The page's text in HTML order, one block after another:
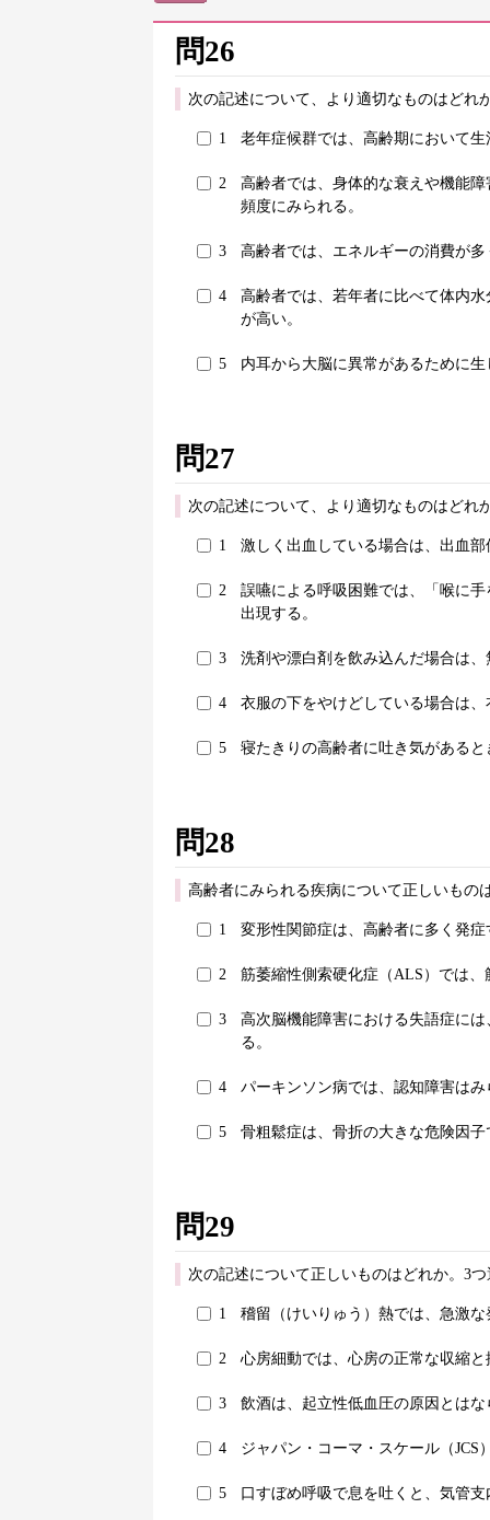
問26
次の記述について、より適切なものはどれ
1 老年症候群では、高齢期において
2
高齢者では、身体的な衰えや機能
頻度にみられる。
3 高齢者では、エネルギーの消費が
4
高齢者では、若年者に比べて体内
が高い。
5 内耳から大脳に異常があるために
問27
次の記述について、より適切なものはどれ
1 激しく出血している場合は、出血
2
誤嚥による呼吸困難では、「喉に
出現する。
3 洗剤や漂白剤を飲み込んだ場合は
4 衣服の下をやけどしている場合は
5 寝たきりの高齢者に吐き気がある
問28
高齢者にみられる疾病について正しいもの
1 変形性関節症は、高齢者に多く発症
2 筋萎縮性側索硬化症（ALS）では
3
高次脳機能障害における失語症に
る。
4 パーキンソン病では、認知障害はみ
5 骨粗鬆症は、骨折の大きな危険因子
問29
次の記述について正しいものはどれか。3
1 稽留（けいりゅう）熱では、急激
2 心房細動では、心房の正常な収縮
3 飲酒は、起立性低血圧の原因とはな
4 ジャパン・コーマ・スケール（
5 口すぼめ呼吸で息を吐くと、気管